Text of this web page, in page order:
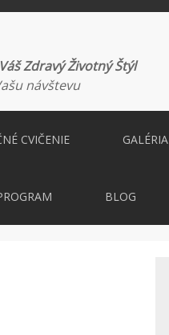
Zdravý Životný Štýl
návštevu
CVIČENIE GALÉRIA
BLOG